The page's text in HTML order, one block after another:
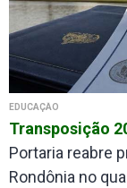
EDUCAÇÃO
Transposição
Portaria reabre
Rondônia no